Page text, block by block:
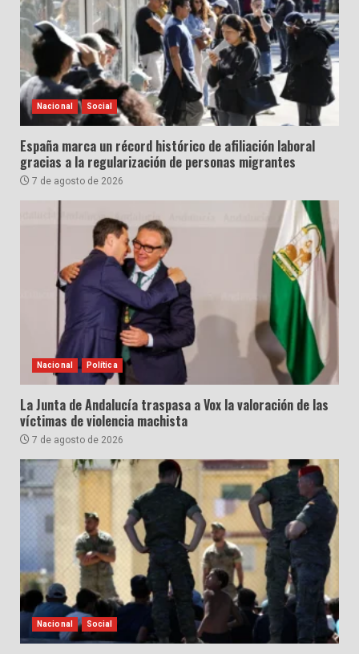
Nacional Social
España marca un récord histórico de afiliación laboral
gracias a la regularización de personas migrantes
7 de agosto de 2026
Nacional Política
La Junta de Andalucía traspasa a Vox la valoración de las
víctimas de violencia machista
7 de agosto de 2026
Nacional Social